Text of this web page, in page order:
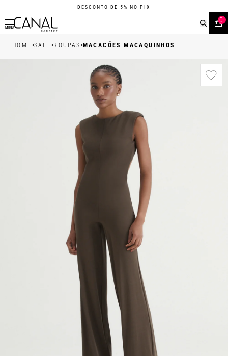
DESCONTO DE 5% NO PIX
MENU
0
HOME •SALE•ROUPAS •MACACÕES MACAQUINHOS